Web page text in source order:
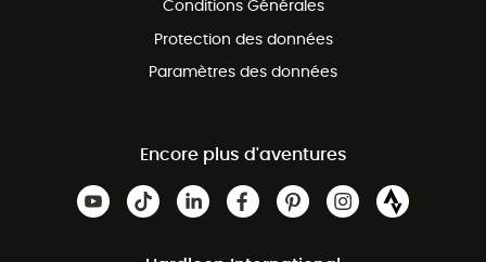
Conditions Générales
Protection des données
Paramètres des données
Encore plus d'aventures